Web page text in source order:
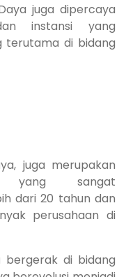
juga dipercaya
instansi yang
terutama di bidang
juga merupakan
yang sangat
dari 20 tahun dan
perusahaan di
bergerak di bidang